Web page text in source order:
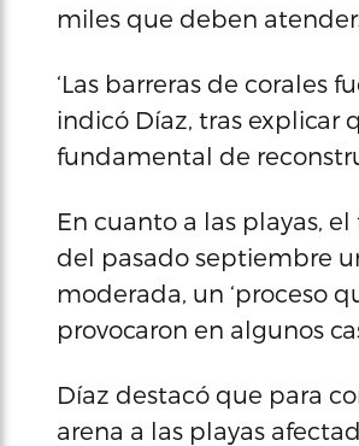
miles que deben
‘Las barreras de corales
indicó Díaz, tras explicar
fundamental de
En cuanto a las playas,
del pasado septiembre
moderada, un ‘proceso
provocaron en algunos
Díaz destacó que para
arena a las playas